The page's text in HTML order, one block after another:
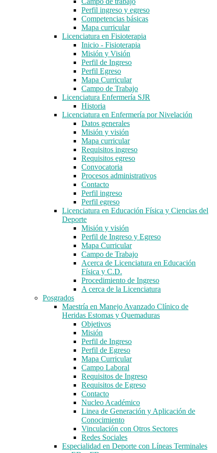
Perfil ingreso y egreso
Competencias básicas
Mapa curricular
Licenciatura en Fisioterapia
Inicio - Fisioterapia
Misión y Visión
Perfil de Ingreso
Perfil Egreso
Mapa Curricular
Campo de Trabajo
Licenciatura Enfermería SJR
Historia
Licenciatura en Enfermería por Nivelación
Datos generales
Misión y visión
Mapa curricular
Requisitos ingreso
Requisitos egreso
Convocatoria
Procesos administrativos
Contacto
Perfil ingreso
Perfil egreso
Licenciatura en Educación Física y Ciencias del
Deporte
Misión y visión
Perfil de Ingreso y Egreso
Mapa Curricular
Campo de Trabajo
Acerca de Licenciatura en Educación
Física y C.D.
Procedimiento de Ingreso
A cerca de la Licenciatura
Posgrados
Maestría en Manejo Avanzado Clínico de
Heridas Estomas y Quemaduras
Objetivos
Misión
Perfil de Ingreso
Perfil de Egreso
Mapa Curricular
Campo Laboral
Requisitos de Ingreso
Requisitos de Egreso
Contacto
Nucleo Académico
Linea de Generación y Aplicación de
Conocimiento
Vinculación con Otros Sectores
Redes Sociales
Especialidad en Deporte con Líneas Terminales